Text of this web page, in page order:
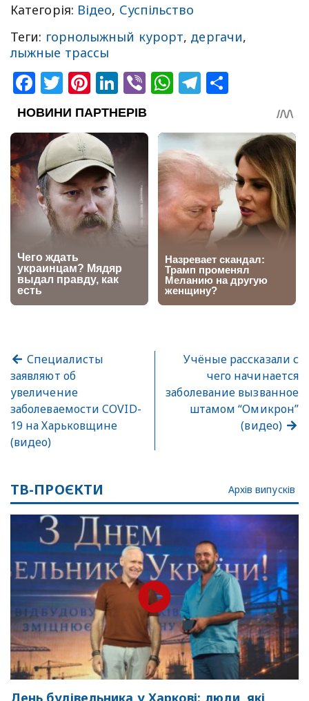
Категорія: Відео, Суспільство
Теги: горнолыжный курорт, дергачи,
лыжные трассы
Facebook
Twitter
Pinterest
LinkedIn
ViberWhatsApp
Telegram
Специалисты
заявляют об
увеличение
заболеваемости COVID-
19 на Харьковщине
(видео)
Учёные рассказали с
чего начинается
заболевание вызванное
штамом “Омикрон”
(видео)
ТВ-ПРОЄКТИ Архів випусків
День будівельника у Харкові: люди, які